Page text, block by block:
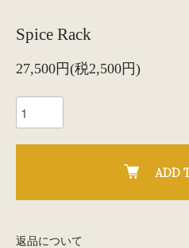
Spice Rack
27,500円(税2,500円)
ADD
返品について